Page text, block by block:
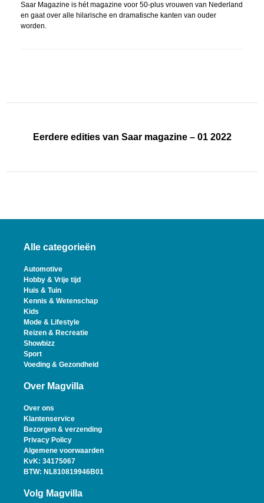
Saar Magazine is hét magazine voor 50-plus vrouwen van Nederland
en gaat over alle hilarische en dramatische kanten van ouder
worden.
Eerdere edities van Saar magazine – 01 2022
Alle categorieën
Automotive
Hobby & Vrije tijd
Huis & Tuin
Kennis & Wetenschap
Kids
Mode & Lifestyle
Reizen & Recreatie
Showbizz
Sport
Voeding & Gezondheid
Over Magvilla
Over ons
Klantenservice
Bezorgen & verzending
Privacy Policy
Algemene voorwaarden
KvK: 34175067
BTW: NL810819946B01
Volg Magvilla